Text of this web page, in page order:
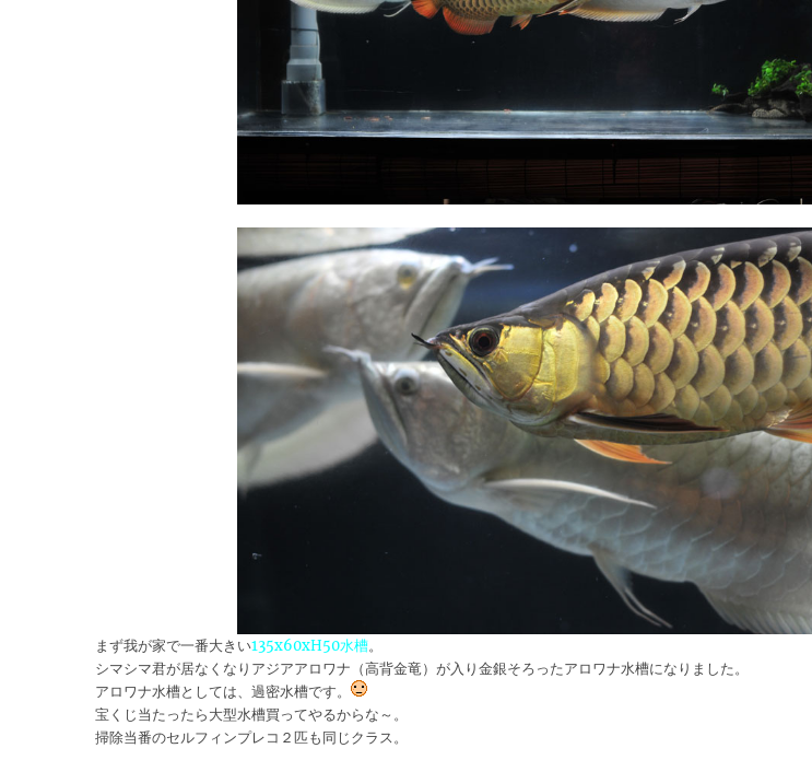
まず我が家で一番大きい135x60xH50水槽。
シマシマ君が居なくなりアジアアロワナ（高背金竜）が入り金銀そろったアロワナ水槽になりました。
アロワナ水槽としては、過密水槽です。
宝くじ当たったら大型水槽買ってやるからな～。
掃除当番のセルフィンプレコ２匹も同じクラス。